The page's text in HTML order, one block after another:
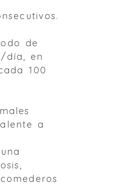
de
día, en
100
a